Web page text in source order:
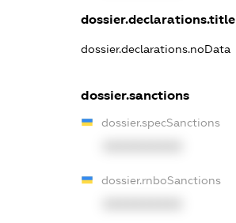
dossier.declarations.title
dossier.declarations.noData
dossier.sanctions
dossier.specSanctions
dossier.rnboSanctions